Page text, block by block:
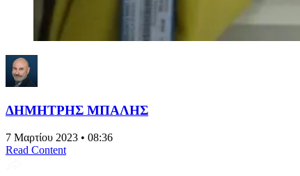
ΔΗΜΗΤΡΗΣ ΜΠΑΛΗΣ
7 Μαρτίου 2023 • 08:36
Read Content